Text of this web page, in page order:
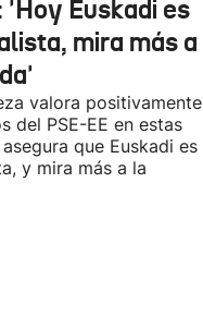
'Hoy Euskadi es
mira más a
valora positivamente
del PSE-EE en estas
que Euskadi es
y mira más a la